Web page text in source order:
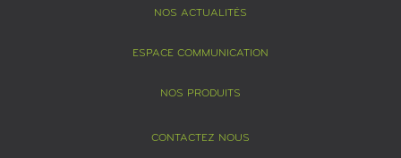
NOS ACTUALITÉS
ESPACE COMMUNICATION
NOS PRODUITS
CONTACTEZ NOUS